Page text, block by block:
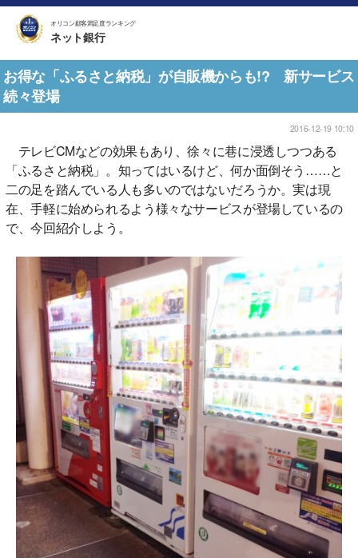
オリコン顧客満足度ランキング
ネット銀行
お得な「ふるさと納税」が自販機からも!? 新サービス
続々登場
2016-12-19 10:10
テレビCМなどの効果もあり、徐々に巷に浸透しつつある
「ふるさと納税」。知ってはいるけど、何か面倒そう……と
二の足を踏んでいる人も多いのではないだろうか。実は現
在、手軽に始められるよう様々なサービスが登場しているの
で、今回紹介しよう。